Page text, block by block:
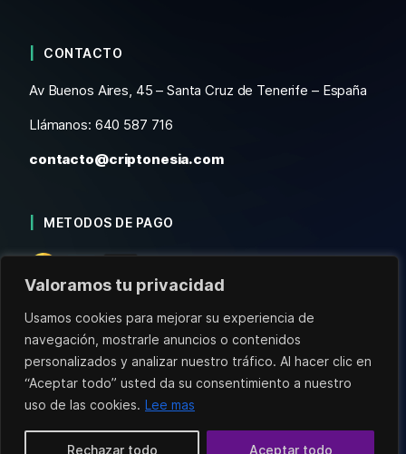
Valoramos tu privacidad
Usamos cookies para mejorar su experiencia de
navegación, mostrarle anuncios o contenidos
personalizados y analizar nuestro tráfico. Al hacer clic en
“Aceptar todo” usted da su consentimiento a nuestro
uso de las cookies. Lee mas
Rechazar todo Aceptar todo
CONTACTO
Av Buenos Aires, 45 – Santa Cruz de Tenerife – España
Llámanos: 640 587 716
contacto@criptonesia.com
METODOS DE PAGO
Aviso Legal
Condiciones de Venta
Política de Privacidad